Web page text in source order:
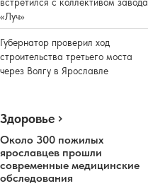
«Луч»
Губернатор проверил ход
строительства третьего моста
через Волгу в Ярославле
Здоровье
Около 300 пожилых
ярославцев прошли
современные медицинские
обследования